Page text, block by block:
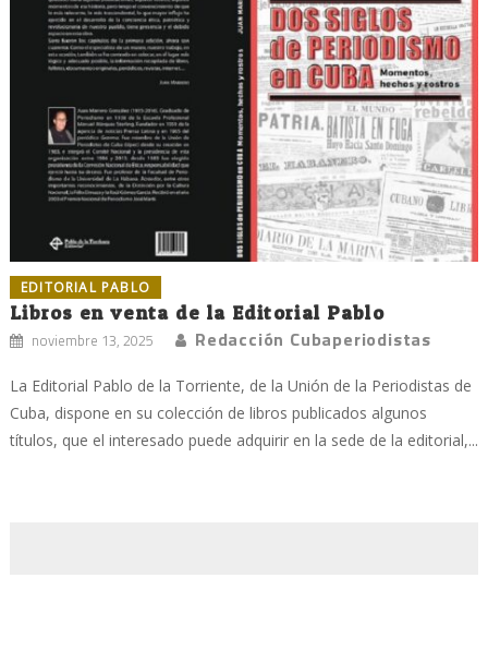
EDITORIAL PABLO
Libros en venta de la Editorial Pablo
noviembre 13, 2025 Redacción Cubaperiodistas
La Editorial Pablo de la Torriente, de la Unión de la Periodistas de
Cuba, dispone en su colección de libros publicados algunos
títulos, que el interesado puede adquirir en la sede de la editorial,...